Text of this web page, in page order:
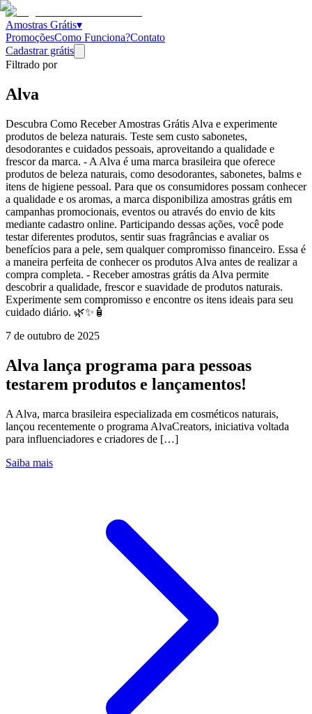
Amostras Grátis▾
PromoçõesComo Funciona?Contato
Cadastrar grátis
Filtrado por
Alva
Descubra Como Receber Amostras Grátis Alva e experimente
produtos de beleza naturais. Teste sem custo sabonetes,
desodorantes e cuidados pessoais, aproveitando a qualidade e
frescor da marca. - A Alva é uma marca brasileira que oferece
produtos de beleza naturais, como desodorantes, sabonetes, balms e
itens de higiene pessoal. Para que os consumidores possam conhecer
a qualidade e os aromas, a marca disponibiliza amostras grátis em
campanhas promocionais, eventos ou através do envio de kits
mediante cadastro online. Participando dessas ações, você pode
testar diferentes produtos, sentir suas fragrâncias e avaliar os
benefícios para a pele, sem qualquer compromisso financeiro. Essa é
a maneira perfeita de conhecer os produtos Alva antes de realizar a
compra completa. - Receber amostras grátis da Alva permite
descobrir a qualidade, frescor e suavidade de produtos naturais.
Experimente sem compromisso e encontre os itens ideais para seu
cuidado diário. 🌿✨🧴
7 de outubro de 2025
Alva lança programa para pessoas
testarem produtos e lançamentos!
A Alva, marca brasileira especializada em cosméticos naturais,
lançou recentemente o programa AlvaCreators, iniciativa voltada
para influenciadores e criadores de […]
Saiba mais